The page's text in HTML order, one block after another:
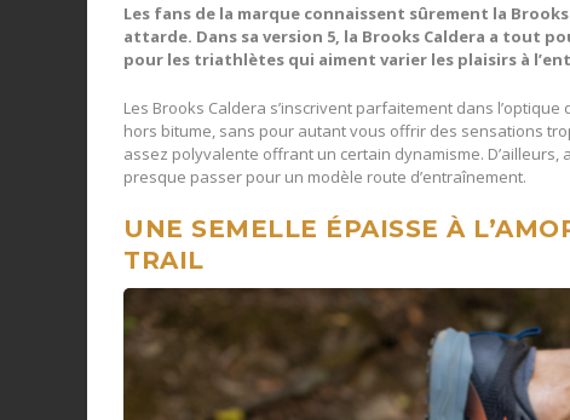
Les fans de la marque connaissent sûrement la Brooks
attarde. Dans sa version 5, la Brooks Caldera a tout
pour les triathlètes qui aiment varier les plaisirs à
Les Brooks Caldera s’inscrivent parfaitement dans
hors bitume, sans pour autant vous offrir des sensations
assez polyvalente offrant un certain dynamisme.
presque passer pour un modèle route d’entraînement.
UNE SEMELLE ÉPAISSE À
TRAIL